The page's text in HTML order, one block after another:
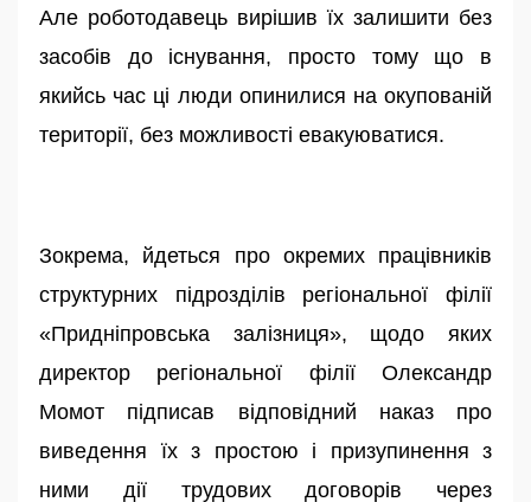
Але роботодавець вирішив їх залишити без
засобів до існування, просто тому що в
якийсь час ці люди опинилися на окупованій
території, без можливості евакуюватися.
Зокрема, йдеться про окремих працівників
структурних підрозділів регіональної філії
«Придніпровська залізниця», щодо яких
директор регіональної філії Олександр
Момот підписав відповідний наказ про
виведення їх з простою і призупинення з
ними дії трудових договорів через